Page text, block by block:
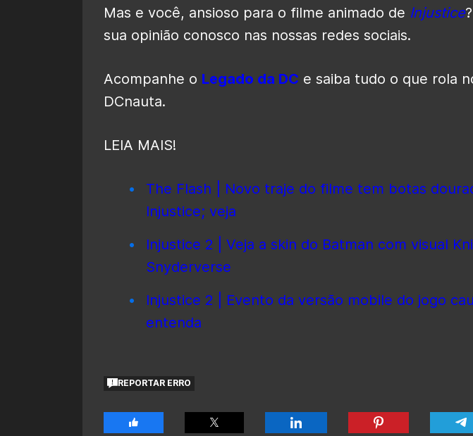
Mas e você, ansioso para o filme animado de Injustice
sua opinião conosco nas nossas redes sociais.
Acompanhe o Legado da DC e saiba tudo o que rola
DCnauta.
LEIA MAIS!
The Flash | Novo traje do filme tem botas
Injustice; veja
Injustice 2 | Veja a skin do Batman com visual
Snyderverse
Injustice 2 | Evento da versão mobile do jogo
entenda
REPORTAR ERRO